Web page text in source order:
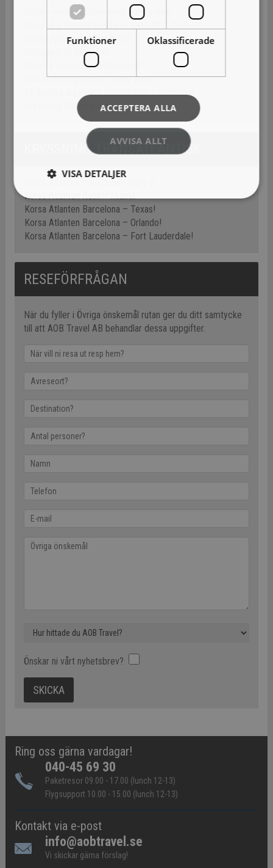
Upplev norska kusten med Hurtigruten!
Drömkryssning till Nordkap!
Kryssning till Svalbard!
Island & kryssning till Grönland!
Unik kryssning Island – New York!
11 nätters kryssning Köpenhamn – Lissabon!
Kryssning Brittiska öarna!
KRYSSNING TRANSATLANTISK
Korsa Atlanten med Queen Mary 2!
Korsa Atlanten Rom – Miami!
Korsa Atlanten Barcelona – Texas!
Korsa Atlanten Barcelona – Orlando!
Korsa Atlanten Barcelona – Fort Lauderdale!
RESEFÖRFRÅGAN
När du fyller i Övriga önskemål rutan ger du ditt samtycke
till att AOB Travel AB behandlar dessa uppgifter.
Önskar ni vårt nyhetsbrev?
Ring oss gärna vardagar!
040-45 69 30
Paketresor 09.00 - 17.00 (lunch 12-13)
Flygsupport 10.00 - 15.00 (lunch 12-13)
Kontakt via e-post
info@aobtravel.se
Vi skickar gärna förslag!
Funktioner Oklassificerade
ACCEPTERA ALLA
AVVISA ALLT
VISA DETALJER